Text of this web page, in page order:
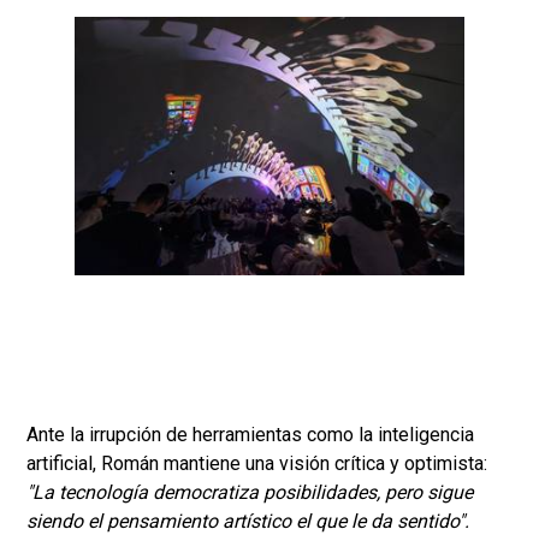
Ante la irrupción de herramientas como la inteligencia
artificial, Román mantiene una visión crítica y optimista:
"La tecnología democratiza posibilidades, pero sigue
siendo el pensamiento artístico el que le da sentido".